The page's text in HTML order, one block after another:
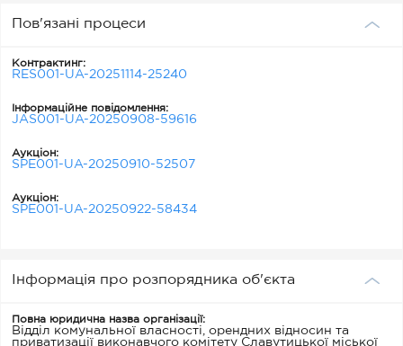
Пов'язані процеси
Контрактинг:
RES001-UA-20251114-25240
Інформаційне повідомлення:
JAS001-UA-20250908-59616
Аукціон:
SPE001-UA-20250910-52507
Аукціон:
SPE001-UA-20250922-58434
Інформація про розпорядника об'єкта
Повна юридична назва організації:
Відділ комунальної власності, орендних відносин та
приватизації виконавчого комітету Славутицької міської